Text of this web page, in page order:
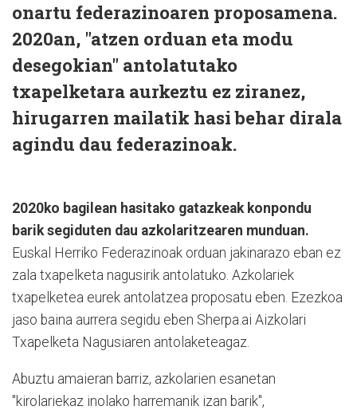
onartu federazinoaren proposamena.
2020an, "atzen orduan eta modu
desegokian" antolatutako
txapelketara aurkeztu ez ziranez,
hirugarren mailatik hasi behar dirala
agindu dau federazinoak.
2020ko bagilean hasitako gatazkeak konpondu
barik segiduten dau azkolaritzearen munduan.
Euskal Herriko Federazinoak orduan jakinarazo eban ez
zala txapelketa nagusirik antolatuko. Azkolariek
txapelketea eurek antolatzea proposatu eben. Ezezkoa
jaso baina aurrera segidu eben Sherpa.ai Aizkolari
Txapelketa Nagusiaren antolaketeagaz.
Abuztu amaieran barriz, azkolarien esanetan
"kirolariekaz inolako harremanik izan barik",